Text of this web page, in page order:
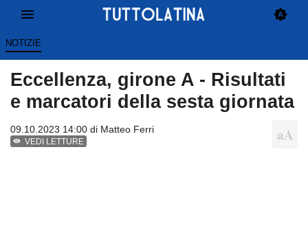
NOTIZIE
Eccellenza, girone A - Risultati
e marcatori della sesta giornata
09.10.2023 14:00 di Matteo Ferri
VEDI LETTURE